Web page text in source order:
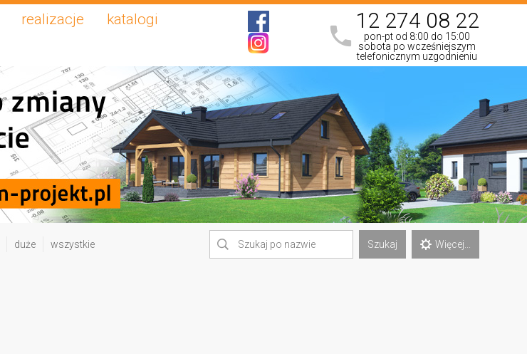
realizacje
katalogi
12 274 08 22
pon-pt od 8:00 do 15:00
sobota po wcześniejszym
telefonicznym uzgodnieniu
duże wszystkie Szukaj Więcej...